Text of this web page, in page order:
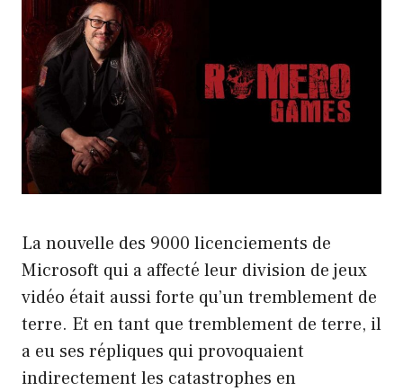
La nouvelle des 9000 licenciements de
Microsoft qui a affecté leur division de jeux
vidéo était aussi forte qu’un tremblement de
terre. Et en tant que tremblement de terre, il
a eu ses répliques qui provoquaient
indirectement les catastrophes en